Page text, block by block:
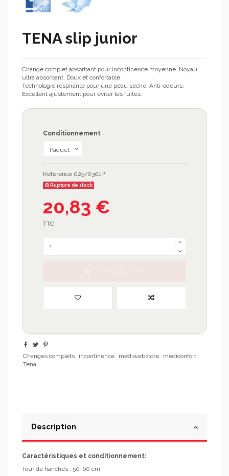
TENA slip junior
Change complet absorbant pour incontinence moyenne. Noyau
ultra absorbant. Doux et confortable.
Technologie respirante pour une peau sèche. Anti-odeurs.
Excellent ajustement pour éviter les fuites.
Conditionnement
Référence 025/0301P
Rupture de stock
20,83 €
TTC
Changes complets incontinence médiwebstore
médiconfort
Tena
Description
Caractéristiques et conditionnement:
Tour de hanches : 50-60 cm